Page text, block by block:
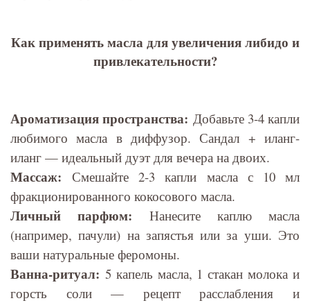
Как применять масла для увеличения либидо и
привлекательности?
Ароматизация пространства: Добавьте 3-4 капли
любимого масла в диффузор. Сандал + иланг-
иланг — идеальный дуэт для вечера на двоих.
Массаж: Смешайте 2-3 капли масла с 10 мл
фракционированного кокосового масла.
Личный парфюм: Нанесите каплю масла
(например, пачули) на запястья или за уши. Это
ваши натуральные феромоны.
Ванна-ритуал: 5 капель масла, 1 стакан молока и
горсть соли — рецепт расслабления и